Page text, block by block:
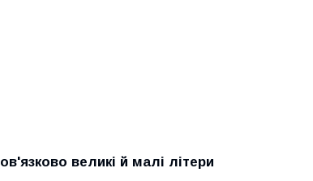
великі й малі літери